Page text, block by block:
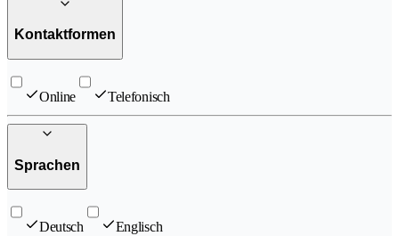
Kontaktformen
Online Telefonisch
Sprachen
Deutsch Englisch